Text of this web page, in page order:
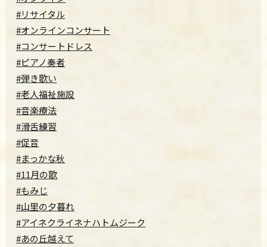
#リサイタル
#オンラインコンサート
#コンサートドレス
#ピアノ奏者
#弾き歌い
#老人福祉施設
#音楽療法
#滑舌練習
#促音
#まっかな秋
#11月の歌
#もみじ
#山里の夕暮れ
#アイネクライネナハトムジーク
#あの丘越えて